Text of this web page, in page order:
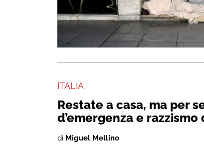
ITALIA
Restate a casa, ma per
d’emergenza e razzismo
di Miguel Mellino